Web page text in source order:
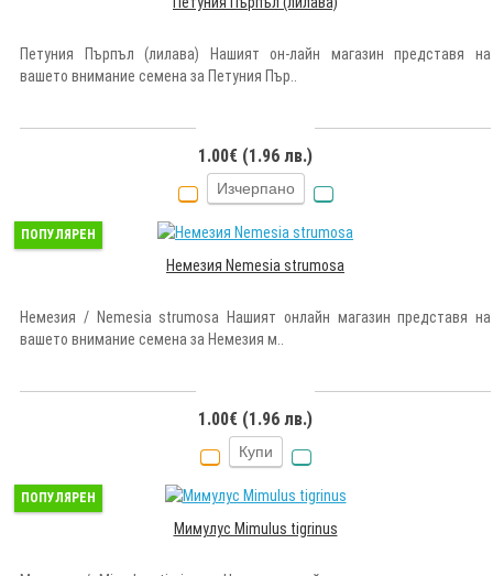
Петуния Пърпъл (лилава) Нашият он-лайн магазин представя на
вашето внимание семена за Петуния Пър..
1.00€ (1.96 лв.)
Изчерпано
ПОПУЛЯРЕН
Немезия Nemesia strumosa
Немезия / Nemesia strumosa Нашият онлайн магазин представя на
вашето внимание семена за Немезия м..
1.00€ (1.96 лв.)
Купи
ПОПУЛЯРЕН
Мимулус Mimulus tigrinus